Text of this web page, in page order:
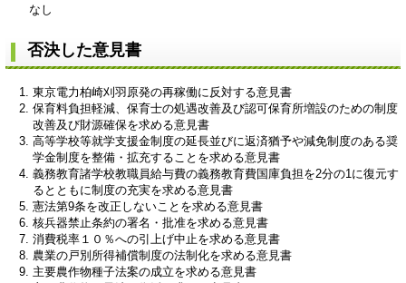
なし
否決した意見書
東京電力柏崎刈羽原発の再稼働に反対する意見書
保育料負担軽減、保育士の処遇改善及び認可保育所増設のための制度
改善及び財源確保を求める意見書
高等学校等就学支援金制度の延長並びに返済猶予や減免制度のある奨
学金制度を整備・拡充することを求める意見書
義務教育諸学校教職員給与費の義務教育費国庫負担を2分の1に復元す
るとともに制度の充実を求める意見書
憲法第9条を改正しないことを求める意見書
核兵器禁止条約の署名・批准を求める意見書
消費税率１０％への引上げ中止を求める意見書
農業の戸別所得補償制度の法制化を求める意見書
主要農作物種子法案の成立を求める意見書